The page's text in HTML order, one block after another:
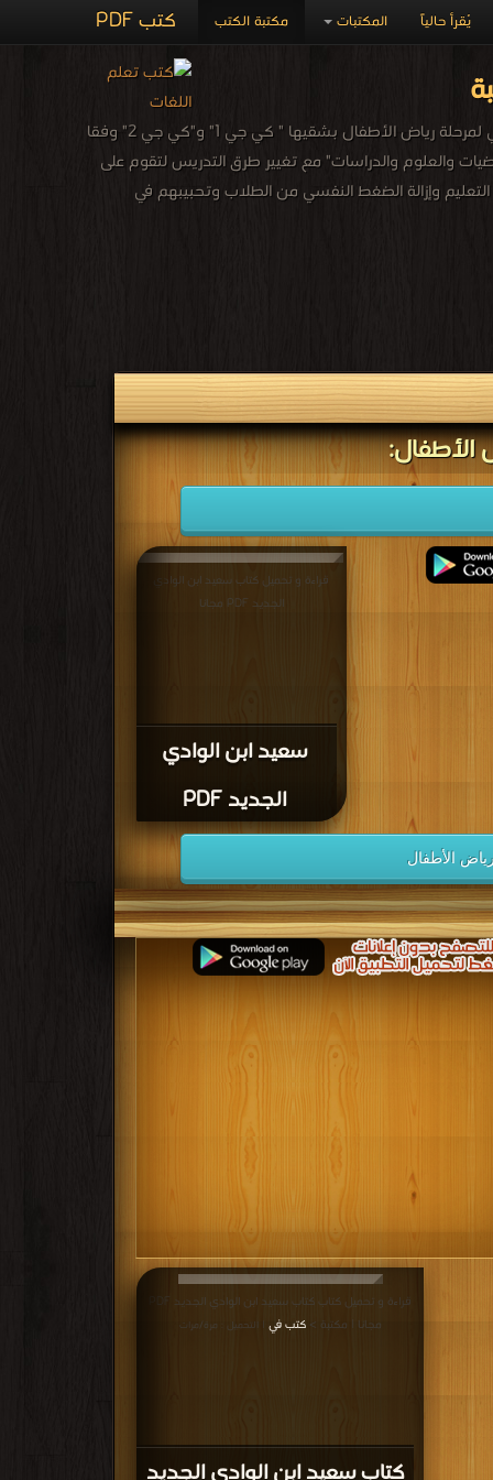
كتب PDF مكتبة الكتب المكتبات يُقرأ حالياً
يوجد فى هذا القسم المناهج المدرسية الجديدة التي أعدتها وزارة التربية والتعليم والتعليم الفني لمرحلة رياض الأطفال بشقيها " كي جي 1" و"كي جي 2" وفقا
والعلوم والدراسات" مع تغيير طرق التدريس لتقوم على
وإزالة الضغط النفسي من الطلاب وتحبيبهم في
الأطفال:
سعيد ابن الوادي
الجديد PDF
قراءة و تحميل كتاب سعيد ابن الوادي
الجديد PDF مجانا
الأطفال
مجانا | مكتبة >كتب في | التحميل : مرة/مرات